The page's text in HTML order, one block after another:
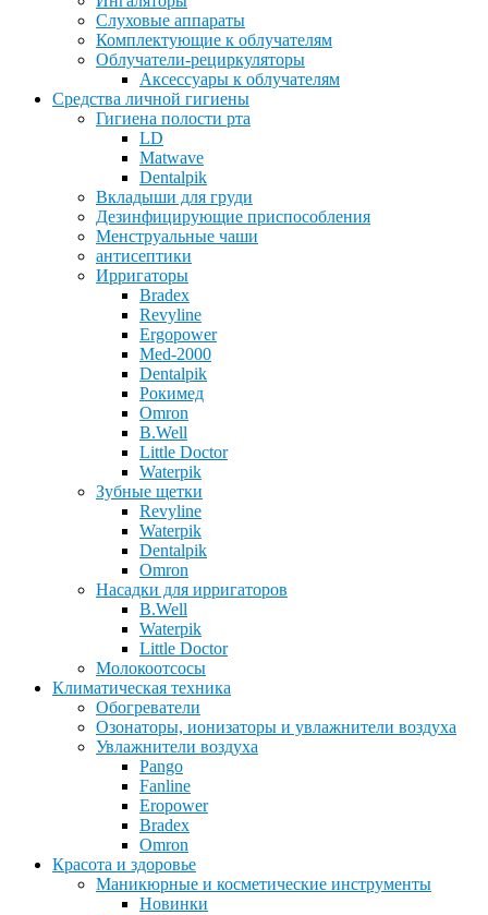
Слуховые аппараты
Комплектующие к облучателям
Облучатели-рециркуляторы
Аксессуары к облучателям
Средства личной гигиены
Гигиена полости рта
LD
Matwave
Dentalpik
Вкладыши для груди
Дезинфицирующие приспособления
Менструальные чаши
антисептики
Ирригаторы
Bradex
Revyline
Ergopower
Med-2000
Dentalpik
Рокимед
Omron
B.Well
Little Doctor
Waterpik
Зубные щетки
Revyline
Waterpik
Dentalpik
Omron
Насадки для ирригаторов
B.Well
Waterpik
Little Doctor
Молокоотсосы
Климатическая техника
Обогреватели
Озонаторы, ионизаторы и увлажнители воздуха
Увлажнители воздуха
Pango
Fanline
Eropower
Bradex
Omron
Красота и здоровье
Маникюрные и косметические инструменты
Новинки